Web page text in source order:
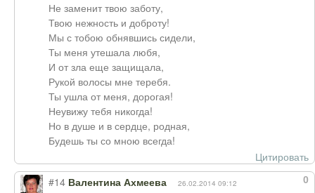
Не заменит твою заботу,
Твою нежность и доброту!
Мы с тобою обнявшись сидели,
Ты меня утешала любя,
И от зла еще защищала,
Рукой волосы мне теребя.
Ты ушла от меня, дорогая!
Неувижу тебя никогда!
Но в душе и в сердце, родная,
Будешь ты со мною всегда!
Цитировать
0
#14 Валентина Ахмеева 26.02.2014 09:12